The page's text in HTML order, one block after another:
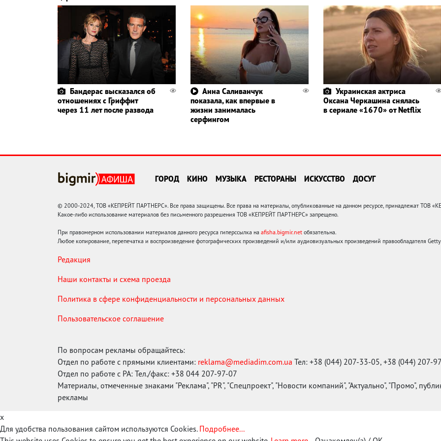
Бандерас высказался об
отношениях с Гриффит
через 11 лет после развода
Анна Саливанчук
показала, как впервые в
жизни занималась
серфингом
Украинская актриса
Оксана Черкашина снялась
в сериале «1670» от Netflix
ГОРОД КИНО МУЗЫКА РЕСТОРАНЫ ИСКУССТВО ДОСУГ
© 2000-2024, ТОВ «КЕПРЕЙТ ПАРТНЕРС». Все права защищены. Все права на материалы, опубликованные на данном ресурсе, принадлежат ТОВ
Какое-либо использование материалов без письменного разрешения ТОВ «КЕПРЕЙТ ПАРТНЕРС» запрещено.
При правомерном использовании материалов данного ресурса гиперссылка на afisha.bigmir.net обязательна.
Любое копирование, перепечатка и воспроизведение фотографических произведений и/или аудиовизуальных произведений правообладателя Getty
Редакция
Наши контакты и схема проезда
Политика в сфере конфиденциальности и персональных данных
Пользовательское соглашение
По вопросам рекламы обращайтесь:
Отдел по работе с прямыми клиентами: reklama@mediadim.com.ua Тел: +38 (044) 207-33-05, +38 (044) 207-
Отдел по работе с РА: Тел./факс: +38 044 207-97-07
Материалы, отмеченные знаками "Реклама", "PR", "Спецпроект", "Новости компаний", "Актуально", "Промо",
рекламы
x
Для удобства пользования сайтом используются Cookies. Подробнее...